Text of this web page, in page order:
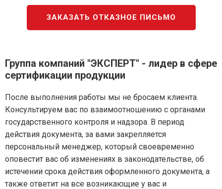
ЗАКАЗАТЬ ОТКАЗНОЕ ПИСЬМО
Группа компаний "ЭКСПЕРТ" - лидер в сфере
сертификации продукции
После выполнения работы мы не бросаем клиента.
Консультируем вас по взаимоотношению с органами
государственного контроля и надзора. В период
действия документа, за вами закрепляется
персональный менеджер, который своевременно
оповестит вас об изменениях в законодательстве, об
истечении срока действия оформленного документа, а
также ответит на все возникающие у вас и